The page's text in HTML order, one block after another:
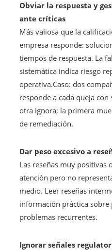
Obviar la respuesta y
ante críticas
Más valiosa que la
empresa responde:
tiempos de respuesta. La
sistemática indica riesgo
operativa.Caso: dos
responde a cada queja
otra ignora; la primera
de remediación.
Dar peso excesivo a
Las reseñas muy positivas
atención pero no
medio. Leer reseñas
información práctica sobre
problemas recurrentes.
Ignorar señales